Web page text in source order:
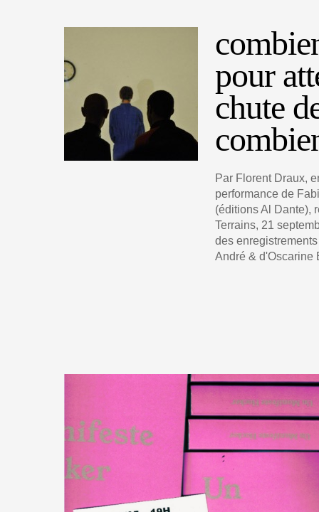
pour
chute
Par Florent Draux,
performance de
(éditions Al Dante),
Terrains, 21
des
André & d'Oscarine